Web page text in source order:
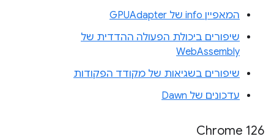
המאפיין info של GPUAdapter
שיפורים ביכולת הפעולה ההדדית של
WebAssembly
שיפורים בשגיאות של מקודד הפקודות
עדכונים של Dawn
Chrome 126